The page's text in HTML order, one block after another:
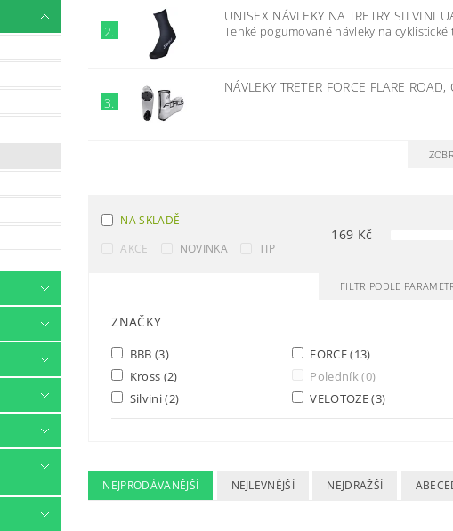
2.
UNISEX NÁVLEKY NA TRETRY SILVINI
Tenké pogumované návleky na cyklistické
3.
NÁVLEKY TRETER FORCE FLARE ROAD,
NA SKLADĚ
AKCE
NOVINKA TIP
169 Kč
FILTR PODLE
ZNAČKY
BBB (3) FORCE(13)
Kross (2) Poledník(0)
Silvini(2) VELOTOZE(3)
NEJPRODÁVANĚJŠÍ NEJLEVNĚJŠÍ NEJDRAŽŠÍ